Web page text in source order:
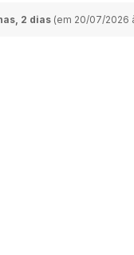
2 dias (em 20/07/2026